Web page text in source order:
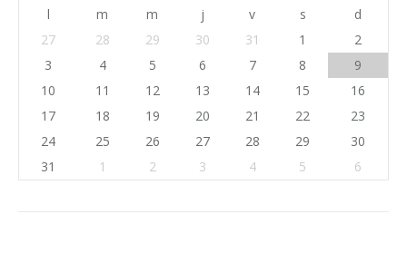
l m m j v s
d
27
28 29 30 31 1
2
3
4 5 6 7 8
9
10
11 12 13 14 15
16
17
18 19 20 21 22
23
24
25 26 27 28 29
30
31
1 2 3 4 5 6